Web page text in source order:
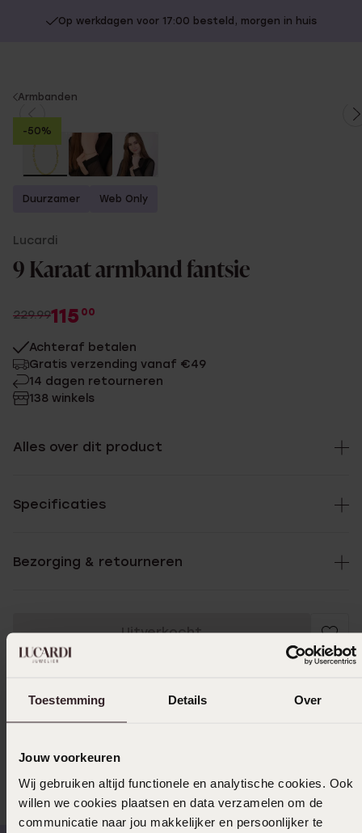
Toestemming Details Over
Jouw voorkeuren
Wij gebruiken altijd functionele en analytische cookies. Ook
willen we cookies plaatsen en data verzamelen om de
communicatie naar jou makkelijker en persoonlijker te
Op werkdagen voor 17:00 besteld, morgen in huis
You
are
here:
Armbanden
-50%
Duurzamer Web Only
Lucardi
9 Karaat armband fantsie
229.99115 00
Achteraf betalen
Gratis verzending vanaf €49
14 dagen retourneren
138 winkels
Alles over dit product
Specificaties
Bezorging & retourneren
Uitverkocht
Anderen kochten ook